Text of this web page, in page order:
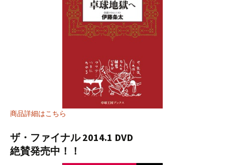
商品詳細はこちら
ザ・ファイナル 2014.1 DVD
絶賛発売中！！